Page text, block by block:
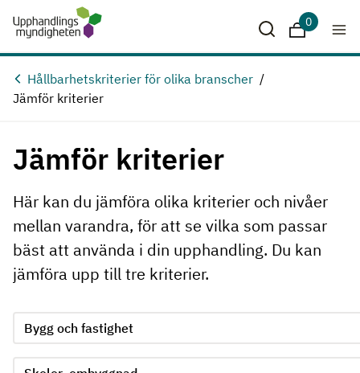
Hoppa till huvudinnehåll
Sparade
0
Hållbarhetskriterier för olika branscher
Jämför kriterier
Jämför kriterier
Här kan du jämföra olika kriterier och nivåer
mellan varandra, för att se vilka som passar
bäst att använda i din upphandling. Du kan
jämföra upp till tre kriterier.
Jämför kriterie 1, formuläret skickas in automatiskt när
Välj område för kriterie 1
Välj produktgrupp för kriterie 1